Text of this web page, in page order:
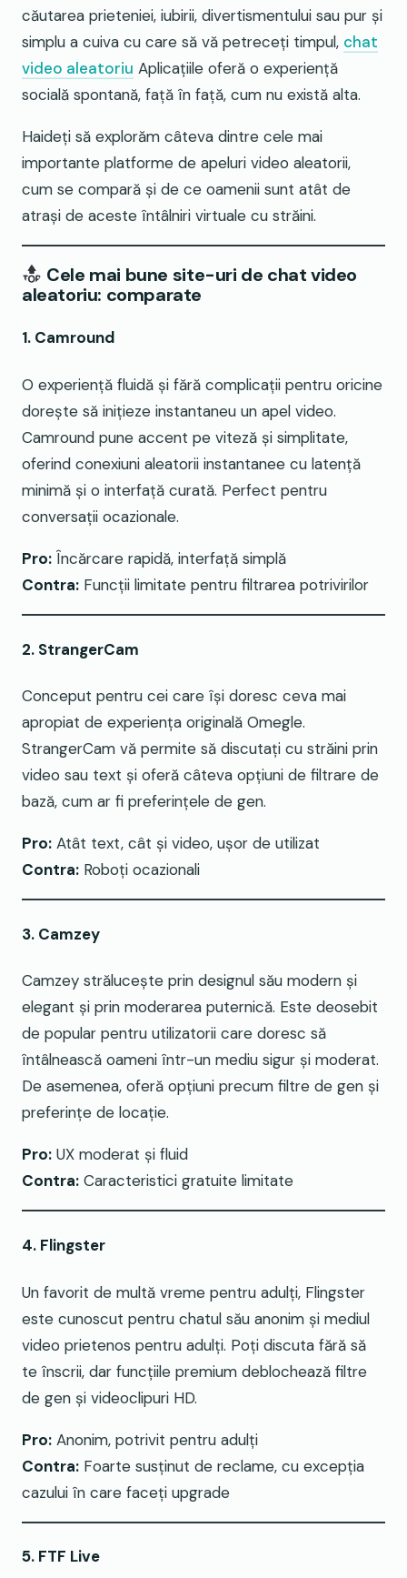
căutarea prieteniei, iubirii, divertismentului sau pur și
simplu a cuiva cu care să vă petreceți timpul, chat
video aleatoriu Aplicațiile oferă o experiență
socială spontană, față în față, cum nu există alta.
Haideți să explorăm câteva dintre cele mai
importante platforme de apeluri video aleatorii,
cum se compară și de ce oamenii sunt atât de
atrași de aceste întâlniri virtuale cu străini.
Cele mai bune site-uri de chat video
aleatoriu: comparate
1. Camround
O experiență fluidă și fără complicații pentru oricine
dorește să inițieze instantaneu un apel video.
Camround pune accent pe viteză și simplitate,
oferind conexiuni aleatorii instantanee cu latență
minimă și o interfață curată. Perfect pentru
conversații ocazionale.
Pro: Încărcare rapidă, interfață simplă
Contra: Funcții limitate pentru filtrarea potrivirilor
2. StrangerCam
Conceput pentru cei care își doresc ceva mai
apropiat de experiența originală Omegle.
StrangerCam vă permite să discutați cu străini prin
video sau text și oferă câteva opțiuni de filtrare de
bază, cum ar fi preferințele de gen.
Pro: Atât text, cât și video, ușor de utilizat
Contra: Roboți ocazionali
3. Camzey
Camzey strălucește prin designul său modern și
elegant și prin moderarea puternică. Este deosebit
de popular pentru utilizatorii care doresc să
întâlnească oameni într-un mediu sigur și moderat.
De asemenea, oferă opțiuni precum filtre de gen și
preferințe de locație.
Pro: UX moderat și fluid
Contra: Caracteristici gratuite limitate
4. Flingster
Un favorit de multă vreme pentru adulți, Flingster
este cunoscut pentru chatul său anonim și mediul
video prietenos pentru adulți. Poți discuta fără să
te înscrii, dar funcțiile premium deblochează filtre
de gen și videoclipuri HD.
Pro: Anonim, potrivit pentru adulți
Contra: Foarte susținut de reclame, cu excepția
cazului în care faceți upgrade
5. FTF Live